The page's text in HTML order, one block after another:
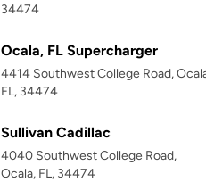
34474
Ocala, FL Supercharger
4414 Southwest College Road,
FL, 34474
Sullivan Cadillac
4040 Southwest College Road,
Ocala, FL, 34474